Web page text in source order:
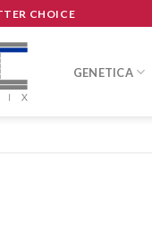
CHOICE
GENETICA